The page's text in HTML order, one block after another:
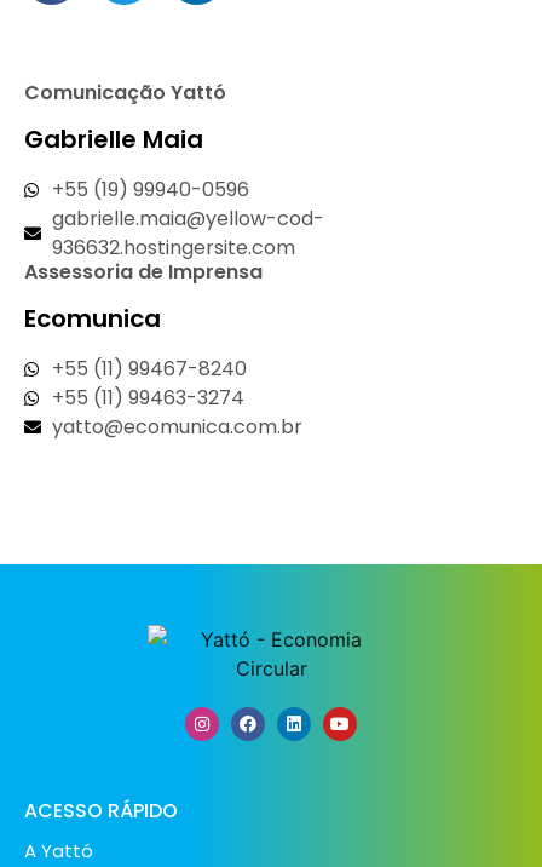
Comunicação Yattó
Gabrielle Maia
+55 (19) 99940-0596
gabrielle.maia@yellow-cod-
936632.hostingersite.com
Assessoria de Imprensa
Ecomunica
+55 (11) 99467-8240
+55 (11) 99463-3274
yatto@ecomunica.com.br
ACESSO RÁPIDO
A Yattó